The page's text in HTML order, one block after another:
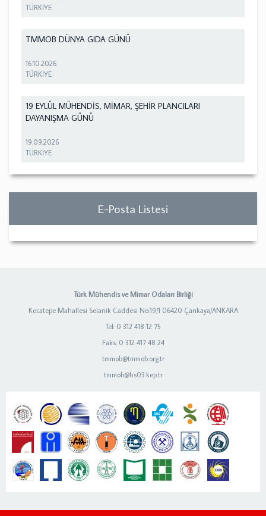
TÜRKİYE
TMMOB DÜNYA GIDA GÜNÜ
16.10.2026
TÜRKİYE
19 EYLÜL MÜHENDİS, MİMAR, ŞEHİR PLANCILARI
DAYANIŞMA GÜNÜ
19.09.2026
TÜRKİYE
E-Posta Listesi
Türk Mühendis ve Mimar Odaları Birliği
Kocatepe Mahallesi Selanik Caddesi No:19/1 06420 Çankaya/ANKARA
Tel: 0 312 418 12 75
Faks: 0 312 417 48 24
tmmob@tmmob.org.tr
tmmob@hs03.kep.tr